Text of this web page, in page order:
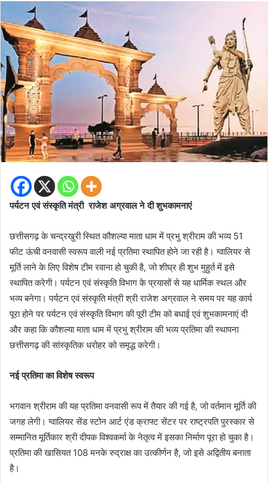
पर्यटन एवं संस्कृति मंत्री राजेश अग्रवाल ने दी शुभकामनाएं
छत्तीसगढ़ के चन्द्रखुरी स्थित कौशल्या माता धाम में प्रभु श्रीराम की भव्य 51
फीट ऊंची वनवासी स्वरूप वाली नई प्रतिमा स्थापित होने जा रही है। ग्वालियर से
मूर्ति लाने के लिए विशेष टीम रवाना हो चुकी है, जो शीघ्र ही शुभ मुहुर्त में इसे
स्थापित करेगी। पर्यटन एवं संस्कृति विभाग के प्रयासों से यह धार्मिक स्थल और
भव्य बनेगा। पर्यटन एवं संस्कृति मंत्री श्री राजेश अग्रवाल ने समय पर यह कार्य
पूरा होने पर पर्यटन एवं संस्कृति विभाग की पूरी टीम को बधाई एवं शुभकामनाएं दी
और कहा कि कौशल्या माता धाम में प्रभु श्रीराम की भव्य प्रतिमा की स्थापना
छत्तीसगढ़ की सांस्कृतिक धरोहर को समृद्ध करेगी।
नई प्रतिमा का विशेष स्वरूप
भगवान श्रीराम की यह प्रतिमा वनवासी रूप में तैयार की गई है, जो वर्तमान मूर्ति की
जगह लेगी। ग्वालियर सेंड स्टोन आर्ट एंड क्राफ्ट सेंटर पर राष्ट्रपति पुरस्कार से
सम्मानित मूर्तिकार श्री दीपक विश्वकर्मा के नेतृत्व में इसका निर्माण पूरा हो चुका है।
प्रतिमा की खासियत 108 मनके रुद्राक्ष का उत्कीर्णन है, जो इसे अद्वितीय बनाता
है।